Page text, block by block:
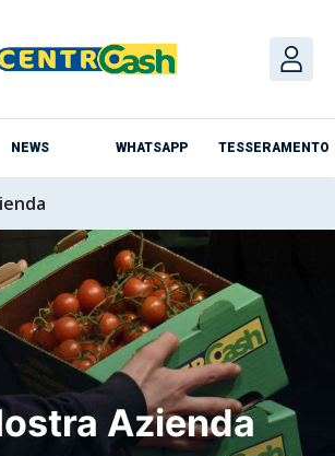
NEWS WHATSAPP TESSERAMENTO
Azienda